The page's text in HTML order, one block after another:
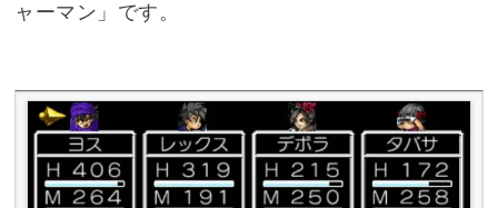
ャーマン」です。